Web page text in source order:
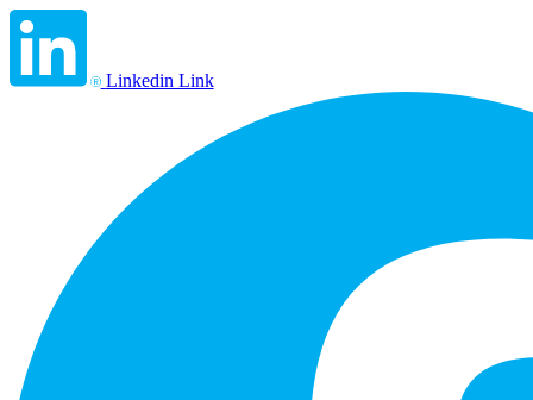
Linkedin Link